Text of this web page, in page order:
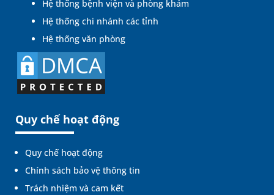
Hệ thống bệnh viện và phòng khám
Hệ thống chi nhánh các tỉnh
Hệ thống văn phòng
Quy chế hoạt động
Quy chế hoạt động
Chính sách bảo vệ thông tin
Trách nhiệm và cam kết